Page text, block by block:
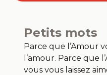
Petits mots
Parce que l’Amour
l’amour. Parce que
vous vous laissez